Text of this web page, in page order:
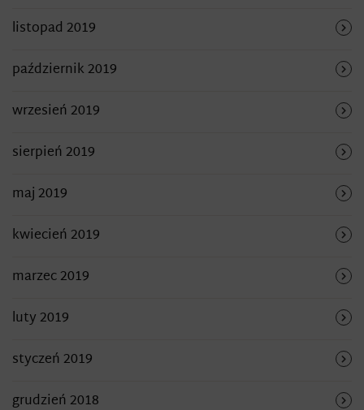
listopad 2019
październik 2019
wrzesień 2019
sierpień 2019
maj 2019
kwiecień 2019
marzec 2019
luty 2019
styczeń 2019
grudzień 2018